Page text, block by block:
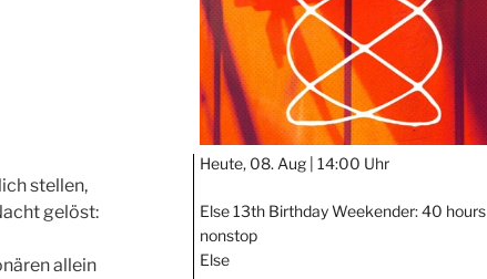
stellen,
gelöst:
allein
Heute, 08. Aug | 14:00 Uhr
Else 13th Birthday Weekender: 40 hours
nonstop
Else